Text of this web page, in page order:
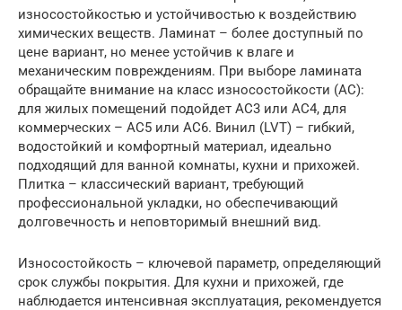
износостойкостью и устойчивостью к воздействию
химических веществ. Ламинат – более доступный по
цене вариант, но менее устойчив к влаге и
механическим повреждениям. При выборе ламината
обращайте внимание на класс износостойкости (AC):
для жилых помещений подойдет AC3 или AC4, для
коммерческих – AC5 или AC6. Винил (LVT) – гибкий,
водостойкий и комфортный материал, идеально
подходящий для ванной комнаты, кухни и прихожей.
Плитка – классический вариант, требующий
профессиональной укладки, но обеспечивающий
долговечность и неповторимый внешний вид.
Износостойкость – ключевой параметр, определяющий
срок службы покрытия. Для кухни и прихожей, где
наблюдается интенсивная эксплуатация, рекомендуется